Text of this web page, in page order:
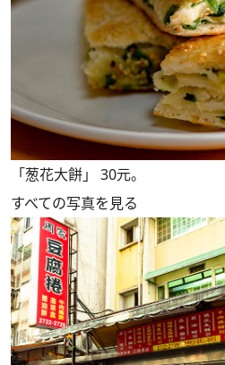
「葱花大餅」 30元。
すべての写真を見る